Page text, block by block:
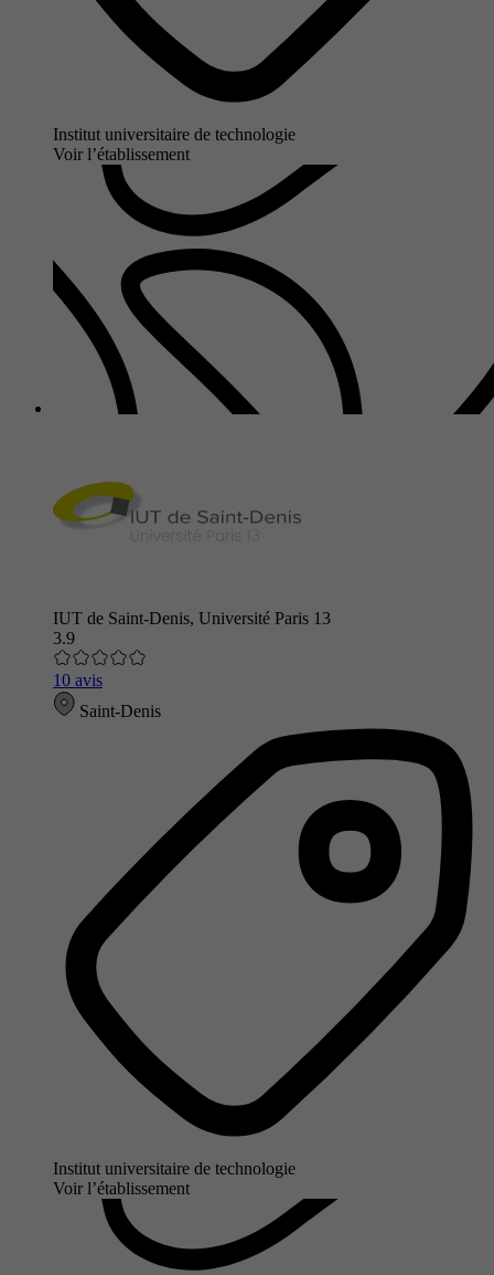
Institut universitaire de technologie
Voir l’établissement
IUT de Saint-Denis, Université Paris 13
3.9
10 avis
Saint-Denis
Institut universitaire de technologie
Voir l’établissement